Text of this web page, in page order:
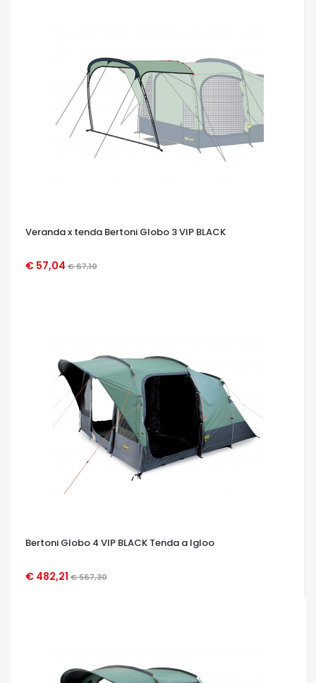
Veranda x tenda Bertoni Globo 3 VIP BLACK
€ 57,04 € 67,10
OCCHIATA VELOCE
Bertoni Globo 4 VIP BLACK Tenda a Igloo
€ 482,21 € 567,30
OCCHIATA VELOCE